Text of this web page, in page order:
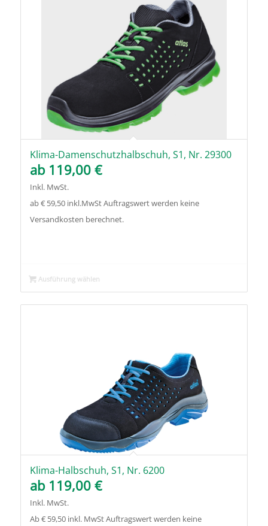
Klima-Damenschutzhalbschuh, S1, Nr. 29300
ab 119,00 €
Inkl. MwSt.
ab € 59,50 inkl.MwSt Auftragswert werden keine
Versandkosten berechnet.
Ausführung wählen
Klima-Halbschuh, S1, Nr. 6200
ab 119,00 €
Inkl. MwSt.
Ab € 59,50 inkl. MwSt Auftragswert werden keine